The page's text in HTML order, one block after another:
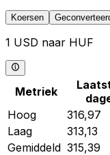
Koersen
1 USD naar HUF
Metriek
Hoog
316,97
Laag
313,13
Gemiddeld 315,39